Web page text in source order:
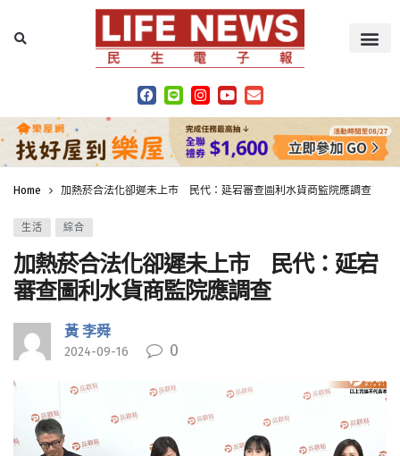
Home 加熱菸合法化卻遲未上市 民代：延宕審查圖利水貨商監院應調查
生活 綜合
加熱菸合法化卻遲未上市 民代：延宕
審查圖利水貨商監院應調查
黃 李舜
2024-09-16 0